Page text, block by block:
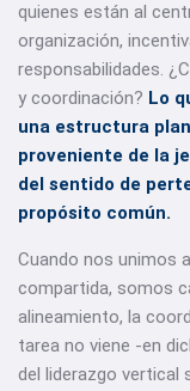
quienes están al
organización,
responsabilidades.
y coordinación? Lo
una estructura
proveniente de la
del sentido de
propósito común.
Cuando nos unimos
compartida, somos
alineamiento, la
tarea no viene -en
del liderazgo vertical